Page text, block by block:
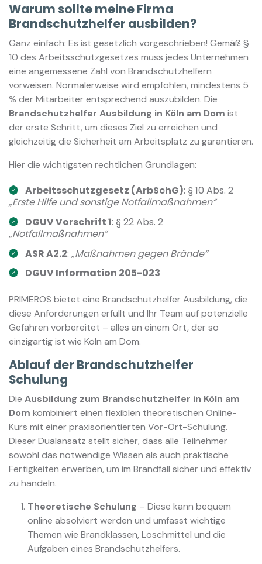
Warum sollte meine Firma
Brandschutzhelfer ausbilden?
Ganz einfach: Es ist gesetzlich vorgeschrieben! Gemäß §
10 des Arbeitsschutzgesetzes muss jedes Unternehmen
eine angemessene Zahl von Brandschutzhelfern
vorweisen. Normalerweise wird empfohlen, mindestens 5
% der Mitarbeiter entsprechend auszubilden. Die
Brandschutzhelfer Ausbildung in Köln am Dom ist
der erste Schritt, um dieses Ziel zu erreichen und
gleichzeitig die Sicherheit am Arbeitsplatz zu garantieren.
Hier die wichtigsten rechtlichen Grundlagen:
Arbeitsschutzgesetz (ArbSchG): § 10 Abs. 2
„Erste Hilfe und sonstige Notfallmaßnahmen“
DGUV Vorschrift 1: § 22 Abs. 2
„Notfallmaßnahmen“
ASR A2.2: „Maßnahmen gegen Brände“
DGUV Information 205-023
PRIMEROS bietet eine Brandschutzhelfer Ausbildung, die
diese Anforderungen erfüllt und Ihr Team auf potenzielle
Gefahren vorbereitet – alles an einem Ort, der so
einzigartig ist wie Köln am Dom.
Ablauf der Brandschutzhelfer
Schulung
Die Ausbildung zum Brandschutzhelfer in Köln am
Dom kombiniert einen flexiblen theoretischen Online-
Kurs mit einer praxisorientierten Vor-Ort-Schulung.
Dieser Dualansatz stellt sicher, dass alle Teilnehmer
sowohl das notwendige Wissen als auch praktische
Fertigkeiten erwerben, um im Brandfall sicher und effektiv
zu handeln.
Theoretische Schulung – Diese kann bequem
online absolviert werden und umfasst wichtige
Themen wie Brandklassen, Löschmittel und die
Aufgaben eines Brandschutzhelfers.